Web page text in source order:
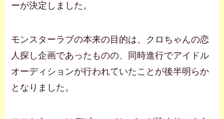
ーが決定しました。
モンスターラブの本来の目的は、クロちゃんの恋
人探し企画であったものの、同時進行でアイドル
オーディションが行われていたことが後半明らか
となりました。